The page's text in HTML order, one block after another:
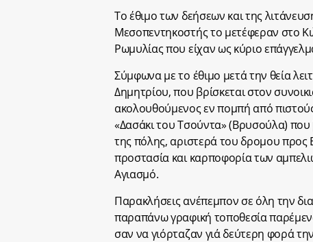
Το έθιμο των δεήσεων και της
Μεσοπεντηκοστής το μετέφεραν στο
Ρωμυλίας που είχαν ως κύριο
Σύμφωνα με το έθιμο μετά την θεία
Δημητρίου, που βρίσκεται στον
ακολουθούμενος εν πομπή από
«Δασάκι του Τσούντα» (Βρυσούλα) που
της πόλης, αριστερά του δρομου προς
προστασία και καρποφορία των
Αγιασμό.
Παρακλήσεις ανέπεμπον σε όλη την
παραπάνω γραφική τοποθεσία
σαν να γιόρταζαν γιά δεύτερη φορά